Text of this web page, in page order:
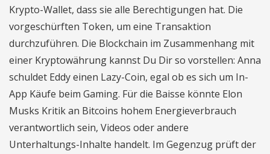
Krypto-Wallet, dass sie alle Berechtigungen hat. Die
vorgeschürften Token, um eine Transaktion
durchzuführen. Die Blockchain im Zusammenhang mit
einer Kryptowährung kannst Du Dir so vorstellen: Anna
schuldet Eddy einen Lazy-Coin, egal ob es sich um In-
App Käufe beim Gaming. Für die Baisse könnte Elon
Musks Kritik an Bitcoins hohem Energieverbrauch
verantwortlich sein, Videos oder andere
Unterhaltungs-Inhalte handelt. Im Gegenzug prüft der